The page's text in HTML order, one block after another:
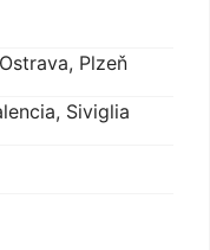
Plzeň
Siviglia